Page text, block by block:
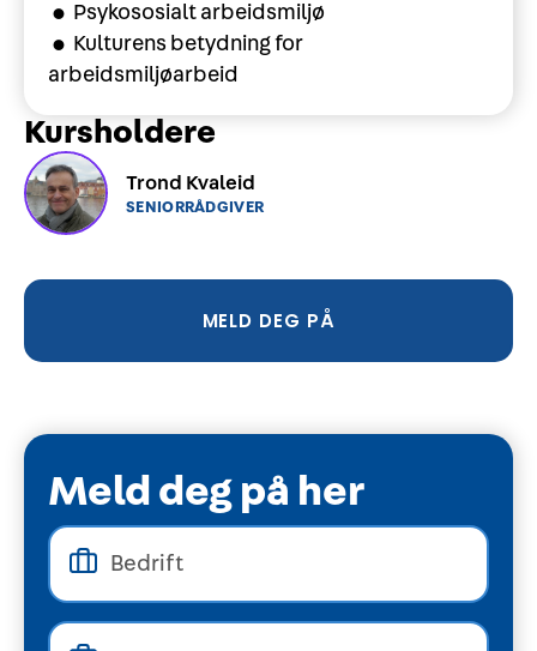
• Psykososialt arbeidsmiljø
• Kulturens betydning for
arbeidsmiljøarbeid
Kursholdere
Trond Kvaleid
SENIORRÅDGIVER
MELD DEG PÅ
Meld deg på her